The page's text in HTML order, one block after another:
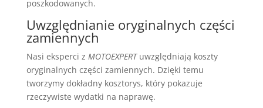
poszkodowanych.
Uwzględnianie oryginalnych części
zamiennych
Nasi eksperci z MOTOEXPERTuwzględniają koszty
oryginalnych części zamiennych. Dzięki temu
tworzymy dokładny kosztorys, który pokazuje
rzeczywiste wydatki na naprawę.